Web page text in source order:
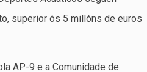
superior ós 5 millóns de euros
AP-9 e a Comunidade de